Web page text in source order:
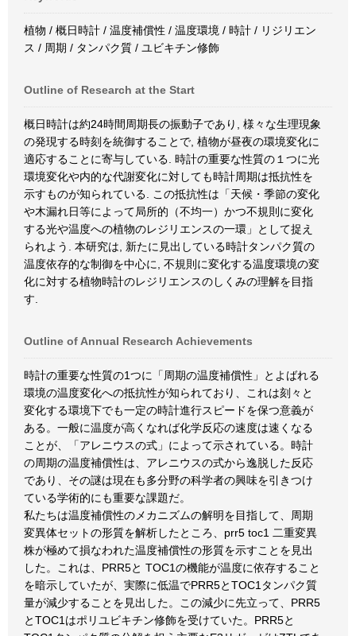
植物 / 概日時計 / 温度補償性 / 温度環境 / 時計 / リジリエン
ス / 周期 / タンパク質 / ユビキチン修飾
Outline of Research at the Start
概日時計は約24時間周期長の振動子であり, 様々な生理現象
の発現する時刻を統御することで, 植物が昼夜の環境変化に
適応することに寄与している. 時計の重要な性質の１つに光
環境変化や内的な代謝変化に対しても時計周期は抵抗性を
示すものが知られている. この抵抗性は「天候・季節の変化
や木漏れ日等によって局所的（不均一）かつ不規則に変化
する光や温度への植物のレジリエンスの一環」として捉え
られよう. 本研究は, 新たに見出している時計タンパク質の
温度依存的な制御を中心に, 不規則に変化する温度環境の変
化に対する植物時計のレジリエンスのしくみの理解を目指
す.
Outline of Annual Research Achievements
時計の重要な性質の1つに「周期の温度補償性」とよばれる
環境の温度変化への抵抗性が知られており、これは刻々と
変化する環境下でも一定の時計進行スピードを保つ意義が
ある。一般に温度が高くなれば化学反応の速度は速くなる
ことが、「アレニウスの式」によって示されている。時計
の周期の温度補償性は、アレニウスの式から逸脱した反応
であり、その謎は現在も多分野の科学者の興味を引きつけ
ている学術的にも重要な課題だ。
私たちは温度補償性のメカニズムの解明を目指して、周期
変異体セットの形質を解析したところ、prr5 toc1 二重変異
株が極めて損なわれた温度補償性の形質を示すことを見出
した。これは、PRR5と TOC1の機能が温度に依存すること
を暗示していたが、実際に低温でPRR5とTOC1タンパク質
量が減少することを見出した。この減少に先立って、PRR5
とTOC1はポリユビキチン修飾を受けていた。PRR5と